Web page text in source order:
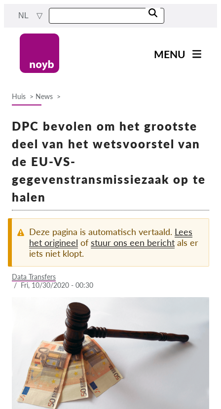
content
NL
MENU
Steun ons!
Lidmaatschap
Over ons
Team
Jaarverslagen
FAQ's
Huis News
DPC bevolen om het grootste
deel van het wetsvoorstel van
de EU-VS-
gegevenstransmissiezaak op te
halen
Deze pagina is automatisch vertaald. Lees
het origineel of stuur ons een bericht als er
iets niet klopt.
Data Transfers
/ Fri, 10/30/2020 - 00:30